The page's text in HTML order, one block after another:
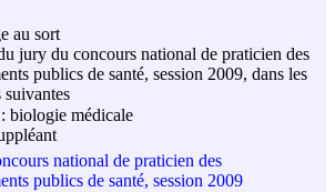
au sort
jury du concours national de praticien des
publics de santé, session 2009, dans les
biologie médicale
national de praticien des
publics de santé, session 2009